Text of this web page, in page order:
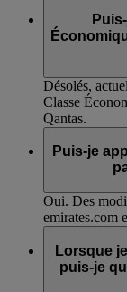
Désolés,
Classe
Qantas.
Puis-je
Oui. Des
emirates.com
Lorsque
puis-je